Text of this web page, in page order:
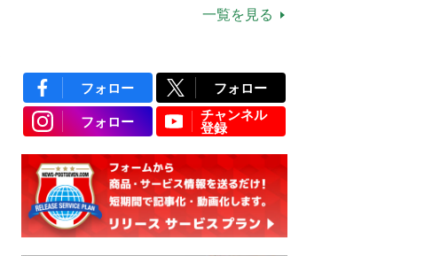
一覧を見る
フォロー フォロー
フォロー
チャンネル
登録